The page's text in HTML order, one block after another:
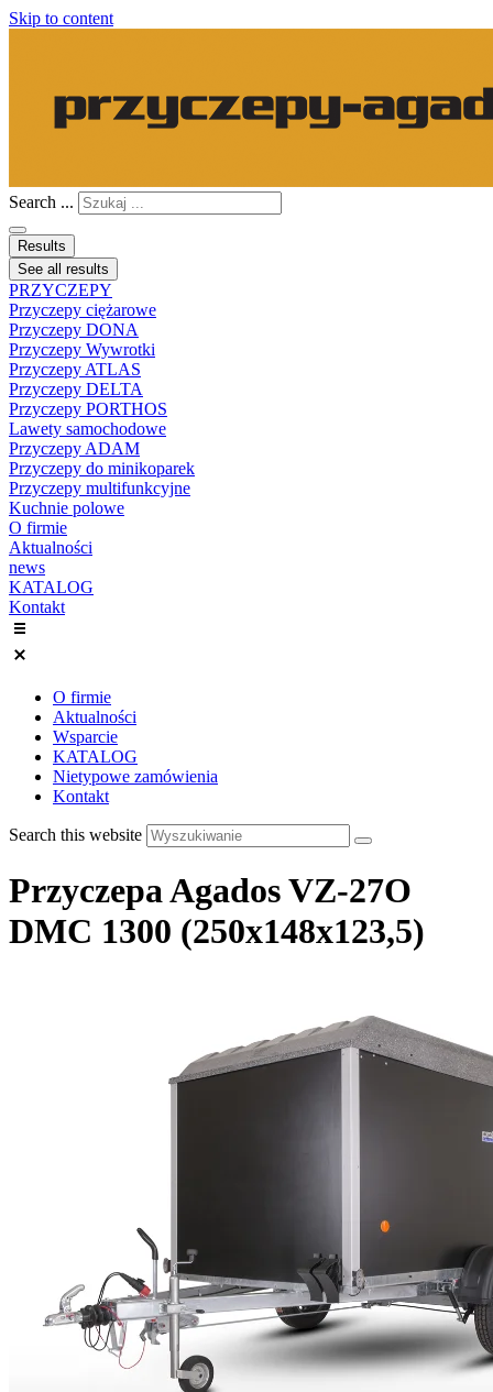
Skip to content
Search ...
Results
See all results
PRZYCZEPY
Przyczepy ciężarowe
Przyczepy DONA
Przyczepy Wywrotki
Przyczepy ATLAS
Przyczepy DELTA
Przyczepy PORTHOS
Lawety samochodowe
Przyczepy ADAM
Przyczepy do minikoparek
Przyczepy multifunkcyjne
Kuchnie polowe
O firmie
Aktualności
news
KATALOG
Kontakt
O firmie
Aktualności
Wsparcie
KATALOG
Nietypowe zamówienia
Kontakt
Search this website
Przyczepa Agados VZ-27O
DMC 1300 (250x148x123,5)